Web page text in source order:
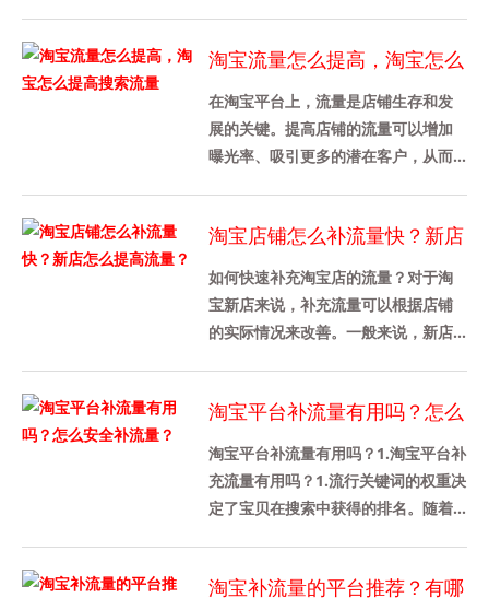
淘宝流量怎么提高，淘宝怎么
提高搜索流量
在淘宝平台上，流量是店铺生存和发
展的关键。提高店铺的流量可以增加
曝光率、吸引更多的潜在客户，从而
的......
淘宝店铺怎么补流量快？新店
怎么提高流量？
如何快速补充淘宝店的流量？对于淘
宝新店来说，补充流量可以根据店铺
的实际情况来改善。一般来说，新店
淘宝平台补流量有用吗？怎么
安全补流量？
淘宝平台补流量有用吗？1.淘宝平台补
充流量有用吗？1.流行关键词的权重决
定了宝贝在搜索中获得的排名。随着
淘宝补流量的平台推荐？有哪